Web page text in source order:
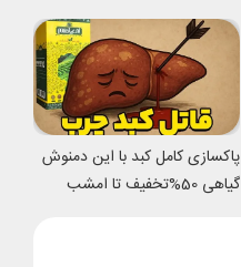
شدی
پاکسازی کامل کبد با این دمنوش
گیاهی 50%تخفیف تا امشب